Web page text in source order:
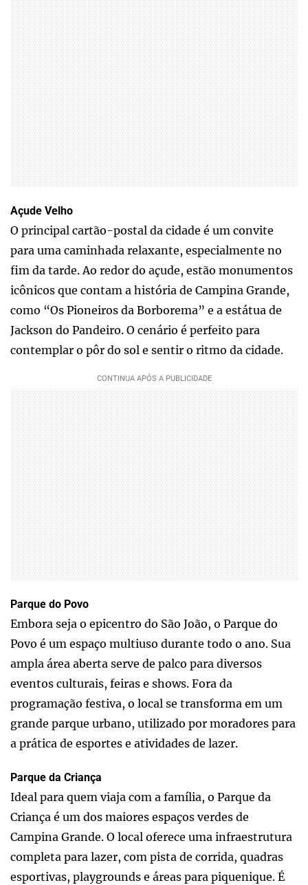
Açude Velho
O principal cartão-postal da cidade é um convite
para uma caminhada relaxante, especialmente no
fim da tarde. Ao redor do açude, estão monumentos
icônicos que contam a história de Campina Grande,
como “Os Pioneiros da Borborema” e a estátua de
Jackson do Pandeiro. O cenário é perfeito para
contemplar o pôr do sol e sentir o ritmo da cidade.
Parque do Povo
Embora seja o epicentro do São João, o Parque do
Povo é um espaço multiuso durante todo o ano. Sua
ampla área aberta serve de palco para diversos
eventos culturais, feiras e shows. Fora da
programação festiva, o local se transforma em um
grande parque urbano, utilizado por moradores para
a prática de esportes e atividades de lazer.
Parque da Criança
Ideal para quem viaja com a família, o Parque da
Criança é um dos maiores espaços verdes de
Campina Grande. O local oferece uma infraestrutura
completa para lazer, com pista de corrida, quadras
esportivas, playgrounds e áreas para piquenique. É